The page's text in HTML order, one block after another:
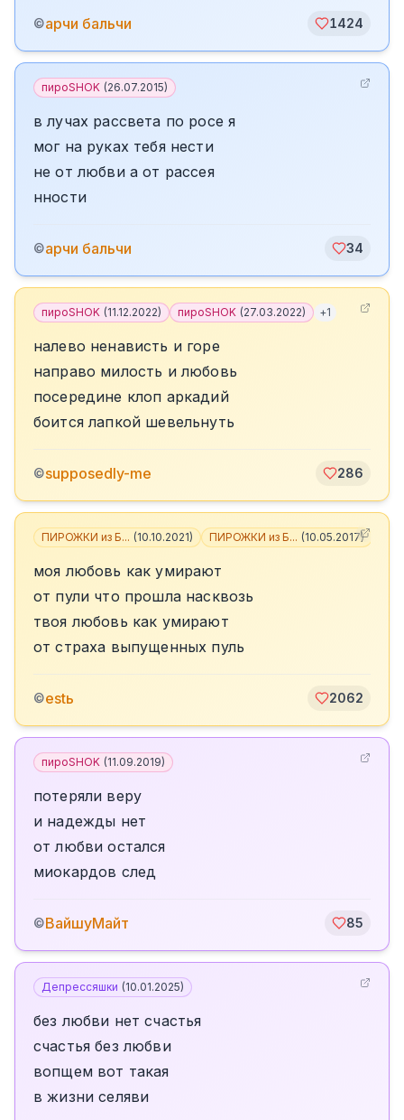
©арчи бальчи 1424
пироSHOK (26.07.2015)
в лучах рассвета по росе я
мог на руках тебя нести
не от любви а от рассея
нности
©арчи бальчи 34
пироSHOK (11.12.2022) пироSHOK (27.03.2022) +1
налево ненависть и горе
направо милость и любовь
посередине клоп аркадий
боится лапкой шевельнуть
©supposedly-me 286
ПИРОЖКИ из Б... (10.10.2021) ПИРОЖКИ из Б... (10.05.2017)
моя любовь как умирают
от пули что прошла насквозь
твоя любовь как умирают
от страха выпущенных пуль
©estь 2062
пироSHOK (11.09.2019)
потеряли веру
и надежды нет
от любви остался
миокардов след
©ВайшуМайт 85
Депрессяшки (10.01.2025)
без любви нет счастья
счастья без любви
вопщем вот такая
в жизни селяви